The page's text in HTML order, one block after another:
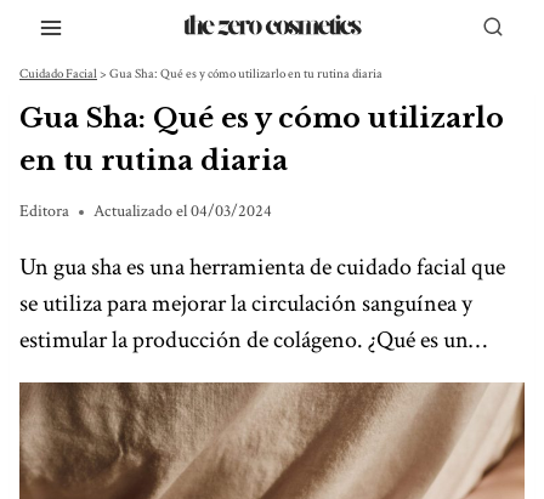
Saltar
contenido
Cuidado Facial> Gua Sha: Qué es y cómo utilizarlo en tu rutina diaria
Gua Sha: Qué es y cómo utilizarlo
en tu rutina diaria
Editora Actualizado el04/03/2024
Un gua sha es una herramienta de cuidado facial que
se utiliza para mejorar la circulación sanguínea y
estimular la producción de colágeno. ¿Qué es un…